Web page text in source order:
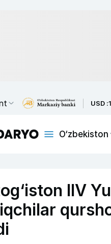
USD :
O‘zbekiston
IIV